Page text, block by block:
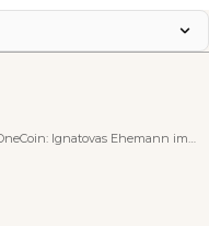
Ignatovas Ehemann im Visier der Ermittler +++ aktualisiert